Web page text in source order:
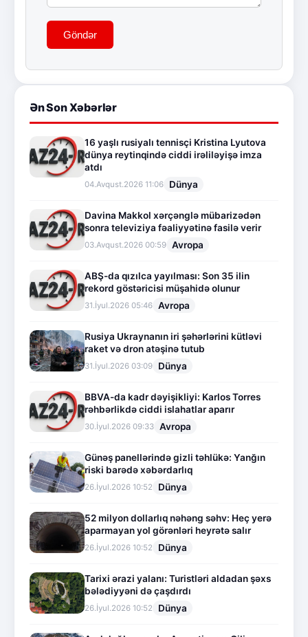
Göndər
Ən Son Xəbərlər
16 yaşlı rusiyalı tennisçi Kristina Lyutova
dünya reytinqində ciddi irəliləyişə imza
atdı
04.Avqust.2026 11:06 Dünya
Davina Makkol xərçənglə mübarizədən
sonra televiziya fəaliyyətinə fasilə verir
03.Avqust.2026 00:59 Avropa
ABŞ-da qızılca yayılması: Son 35 ilin
rekord göstəricisi müşahidə olunur
31.İyul.2026 05:46 Avropa
Rusiya Ukraynanın iri şəhərlərini kütləvi
raket və dron atəşinə tutub
31.İyul.2026 03:09 Dünya
BBVA-da kadr dəyişikliyi: Karlos Torres
rəhbərlikdə ciddi islahatlar aparır
30.İyul.2026 09:33 Avropa
Günəş panellərində gizli təhlükə: Yanğın
riski barədə xəbərdarlıq
26.İyul.2026 10:52 Dünya
52 milyon dollarlıq nəhəng səhv: Heç yerə
aparmayan yol görənləri heyrətə salır
26.İyul.2026 10:52 Dünya
Tarixi ərazi yalanı: Turistləri aldadan şəxs
bələdiyyəni də çaşdırdı
26.İyul.2026 10:52 Dünya